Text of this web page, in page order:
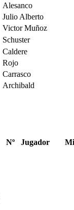
Alesanco
Julio Alberto
Victor Muñoz
Schuster
Caldere
Rojo
Carrasco
Archibald
Nº Jugador